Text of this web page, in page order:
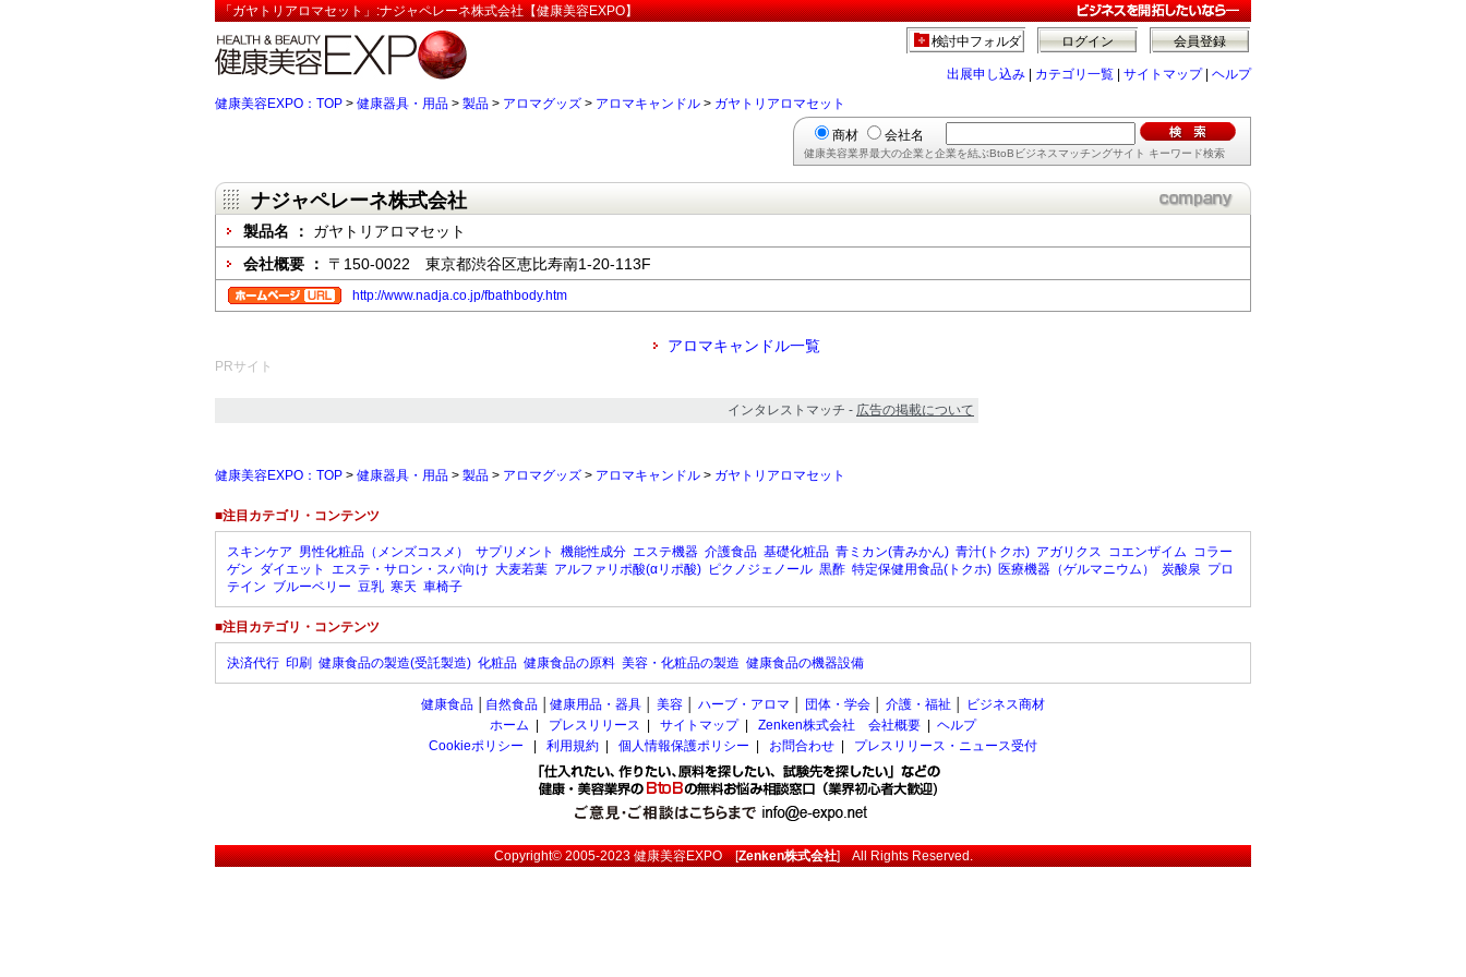
「ガヤトリアロマセット」:ナジャペレーネ株式会社【健康美容EXPO】
会員登録
ログイン
検討中フォルダ
出展申し込み カテゴリ一覧 サイトマップ| ヘルプ
健康美容EXPO：TOP > 健康器具・用品 > 製品 > アロマグッズ > アロマキャンドル > ガヤトリアロマセット
商材 会社名
健康美容業界最大の企業と企業を結ぶBtoBビジネスマッチングサイト キーワード検索
ナジャペレーネ株式会社
製品名 ： ガヤトリアロマセット
会社概要 ： 〒150-0022 東京都渋谷区恵比寿南1-20-113F
http://www.nadja.co.jp/fbathbody.htm
アロマキャンドル一覧
PRサイト
インタレストマッチ - 広告の掲載について
健康美容EXPO：TOP > 健康器具・用品 > 製品 > アロマグッズ > アロマキャンドル > ガヤトリアロマセット
■注目カテゴリ・コンテンツ
スキンケア 男性化粧品（メンズコスメ） サプリメント 機能性成分 エステ機器 介護食品 基礎化粧品 青ミカン(青みかん) 青汁(トクホ) アガリクス コエンザイム コラー
ゲン ダイエット エステ・サロン・スパ向け 大麦若葉 アルファリポ酸(αリポ酸) ピクノジェノール 黒酢 特定保健用食品(トクホ) 医療機器（ゲルマニウム） 炭酸泉 プロ
テイン ブルーベリー 豆乳 寒天 車椅子
■注目カテゴリ・コンテンツ
決済代行 印刷 健康食品の製造(受託製造) 化粧品 健康食品の原料 美容・化粧品の製造 健康食品の機器設備
健康食品 自然食品 健康用品・器具 美容 ハーブ・アロマ 団体・学会 介護・福祉
ビジネス商材
ホーム
プレスリリース サイトマップ| Zenken株式会社 会社概要
ヘルプ
Cookieポリシー
利用規約 個人情報保護ポリシー お問合わせ プレスリリース・ニュース受付
Copyright© 2005-2023健康美容EXPO[Zenken株式会社] All Rights Reserved.